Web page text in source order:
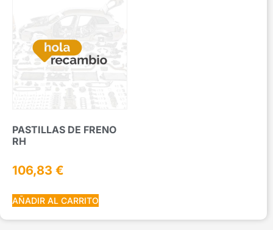
PASTILLAS DE FRENO
RH
106,83 €
AÑADIR AL CARRITO